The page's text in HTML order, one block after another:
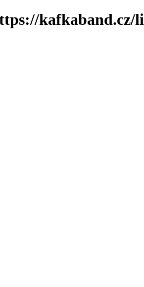
kafkaband.cz/